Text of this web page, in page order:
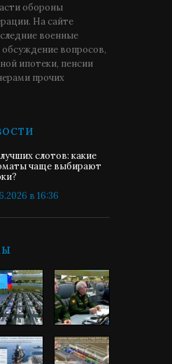
обороны
На сайте
военные
обсуждение вопросов,
ипотеки, пенсии
прочих
слотов: какие
чаще выбирают
в 16:36